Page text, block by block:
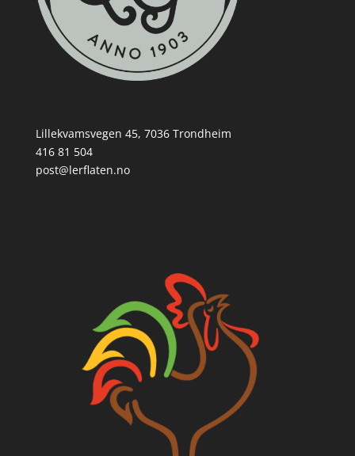
Lillekvamsvegen 45, 7036 Trondheim
416 81 504
post@lerflaten.no